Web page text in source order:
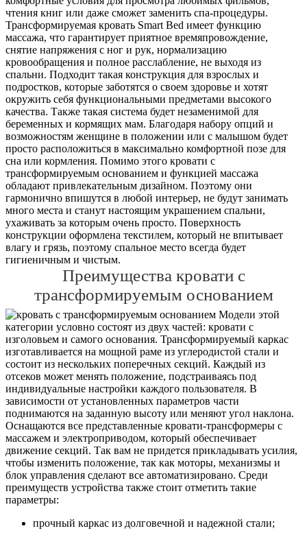
чтения книг или даже сможет заменить спа-процедуры.
Трансформируемая кровать Smart Bed имеет функцию
массажа, что гарантирует приятное времяпровождение,
снятие напряжения с ног и рук, нормализацию
кровообращения и полное расслабление, не выходя из
спальни. Подходит такая конструкция для взрослых и
подростков, которые заботятся о своем здоровье и хотят
окружить себя функциональными предметами высокого
качества. Также такая система будет незаменимой для
беременных и кормящих мам. Благодаря набору опций и
возможностям женщине в положении или с малышом будет
просто расположиться в максимально комфортной позе для
сна или кормления. Помимо этого кровати с
трансформируемым основанием и функцией массажа
обладают привлекательным дизайном. Поэтому они
гармонично впишутся в любой интерьер, не будут занимать
много места и станут настоящим украшением спальни,
ухаживать за которым очень просто. Поверхность
конструкции оформлена текстилем, который не впитывает
влагу и грязь, поэтому спальное место всегда будет
гигиеничным и чистым.
Преимущества кровати с
трансформируемым основанием
Модели этой
категории условно состоят из двух частей: кровати с
изголовьем и самого основания. Трансформируемый каркас
изготавливается на мощной раме из углеродистой стали и
состоит из нескольких поперечных секций. Каждый из
отсеков может менять положение, подстраиваясь под
индивидуальные настройки каждого пользователя. В
зависимости от установленных параметров части
поднимаются на заданную высоту или меняют угол наклона.
Оснащаются все представленные кровати-трансформеры с
массажем и электроприводом, который обеспечивает
движение секций. Так вам не придется прикладывать усилия,
чтобы изменить положение, так как моторы, механизмы и
блок управления сделают все автоматизировано. Среди
преимуществ устройства также стоит отметить такие
параметры:
прочный каркас из долговечной и надежной стали;